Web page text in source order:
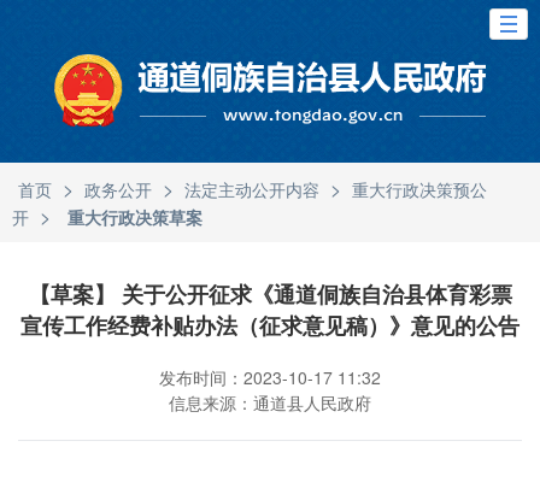
首页 > 政务公开 > 法定主动公开内容 > 重大行政决策预公
开 > 重大行政决策草案
【草案】 关于公开征求《通道侗族自治县体育彩票
宣传工作经费补贴办法（征求意见稿）》意见的公告
发布时间：2023-10-17 11:32
信息来源：通道县人民政府